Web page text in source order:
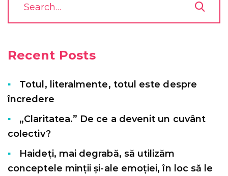
Recent Posts
Totul, literalmente, totul este despre
încredere
„Claritatea.” De ce a devenit un cuvânt
colectiv?
Haideți, mai degrabă, să utilizăm
conceptele minții și-ale emoției, în loc să le